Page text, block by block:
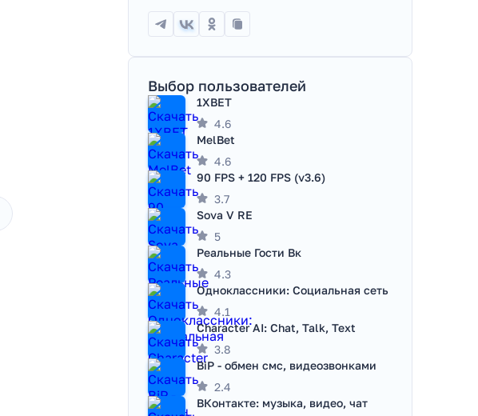
Выбор пользователей
1XBET
4.6
MelBet
4.6
90 FPS + 120 FPS (v3.6)
3.7
Sova V RE
5
Реальные Гости Вк
4.3
Одноклассники: Социальная сеть
4.1
Character AI: Chat, Talk, Text
3.8
BiP - обмен смс, видеозвонками
2.4
ВКонтакте: музыка, видео, чат